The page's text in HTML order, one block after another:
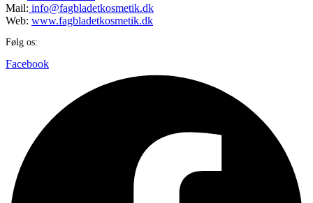
Mail: info@fagbladetkosmetik.dk
Web: www.fagbladetkosmetik.dk
Følg os:
Facebook